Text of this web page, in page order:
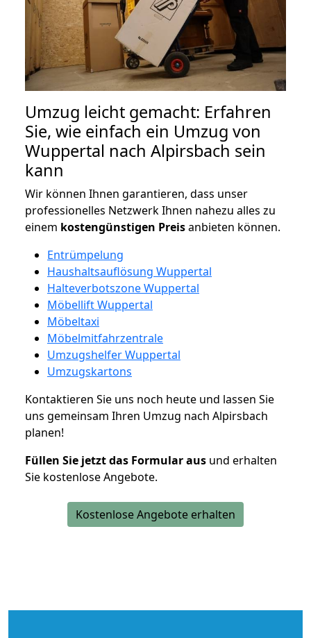
Umzug leicht gemacht: Erfahren
Sie, wie einfach ein Umzug von
Wuppertal nach Alpirsbach sein
kann
Wir können Ihnen garantieren, dass unser
professionelles Netzwerk Ihnen nahezu alles zu
einem kostengünstigen Preisanbieten können.
Entrümpelung
Haushaltsauflösung Wuppertal
Halteverbotszone Wuppertal
Möbellift Wuppertal
Möbeltaxi
Möbelmitfahrzentrale
Umzugshelfer Wuppertal
Umzugskartons
Kontaktieren Sie uns noch heute und lassen Sie
uns gemeinsam Ihren Umzug nach Alpirsbach
planen!
Füllen Sie jetzt das Formular aus und erhalten
Sie kostenlose Angebote.
Kostenlose Angebote erhalten